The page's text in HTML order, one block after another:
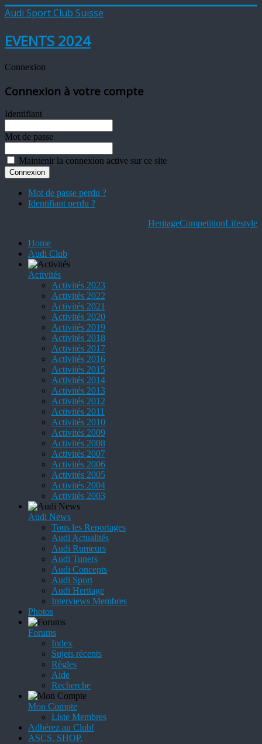
Audi Sport Club Suisse
EVENTS 2024
Connexion
Connexion à votre compte
Identifiant
Mot de passe
Maintenir la connexion active sur ce site
Mot de passe perdu ?
Identifiant perdu ?
HeritageCompetitionLifestyle
Home
Audi Club
Activités
Activités 2023
Activités 2022
Activités 2021
Activités 2020
Activités 2019
Activités 2018
Activités 2017
Activités 2016
Activités 2015
Activités 2014
Activités 2013
Activités 2012
Activités 2011
Activités 2010
Activités 2009
Activités 2008
Activités 2007
Activités 2006
Activités 2005
Activités 2004
Activités 2003
Audi News
Tous les Reportages
Audi Actualités
Audi Rumeurs
Audi Tuners
Audi Concepts
Audi Sport
Audi Heritage
Interviews Membres
Photos
Forums
Index
Sujets récents
Règles
Aide
Recherche
Mon Compte
Liste Membres
Adhérez au Club!
ASCS. SHOP.